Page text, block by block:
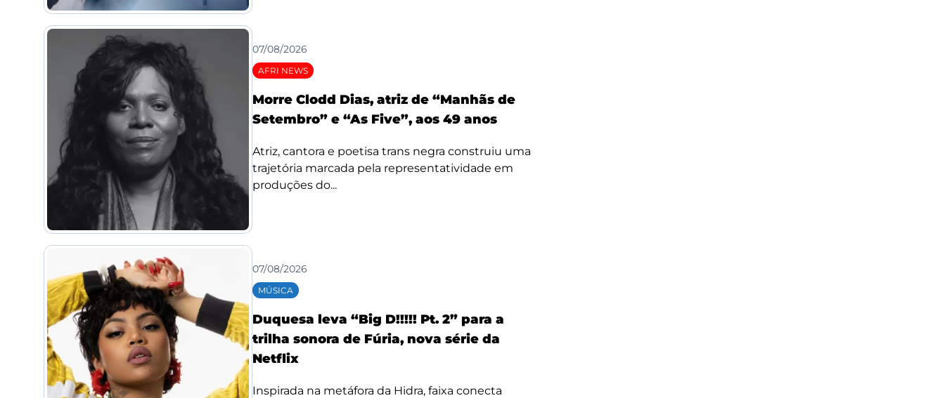
07/08/2026
AFRI NEWS
Morre Clodd Dias, atriz de “Manhãs de
Setembro” e “As Five”, aos 49 anos
Atriz, cantora e poetisa trans negra construiu uma
trajetória marcada pela representatividade em
produções do...
07/08/2026
MÚSICA
Duquesa leva “Big D!!!!! Pt. 2” para a
trilha sonora de Fúria, nova série da
Netflix
Inspirada na metáfora da Hidra, faixa conecta